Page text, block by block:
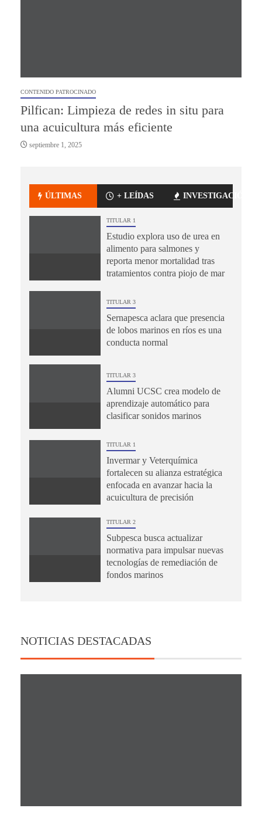
CONTENIDO PATROCINADO
Pilfican: Limpieza de redes in situ para
una acuicultura más eficiente
septiembre 1, 2025
ÚLTIMAS + LEÍDAS INVESTIGACIÓN
TITULAR 1
Estudio explora uso de urea en
alimento para salmones y
reporta menor mortalidad tras
tratamientos contra piojo de mar
TITULAR 3
Sernapesca aclara que presencia
de lobos marinos en ríos es una
conducta normal
TITULAR 3
Alumni UCSC crea modelo de
aprendizaje automático para
clasificar sonidos marinos
TITULAR 1
Invermar y Veterquímica
fortalecen su alianza estratégica
enfocada en avanzar hacia la
acuicultura de precisión
TITULAR 2
Subpesca busca actualizar
normativa para impulsar nuevas
tecnologías de remediación de
fondos marinos
NOTICIAS DESTACADAS